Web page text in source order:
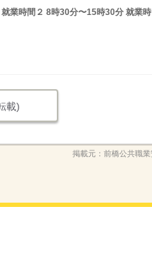
業時間２ 8時30分〜15時30分 就業時
載)
掲載元： 前橋公共職